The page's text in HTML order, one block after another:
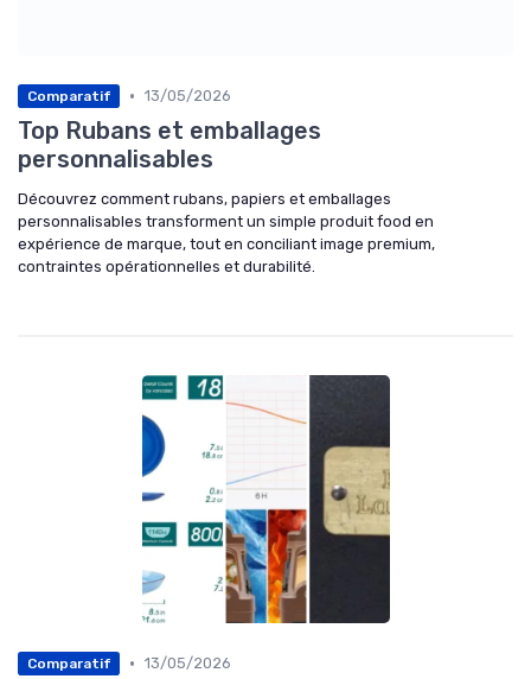
Comparatif • 13/05/2026
Top Rubans et emballages
personnalisables
Découvrez comment rubans, papiers et emballages
personnalisables transforment un simple produit food en
expérience de marque, tout en conciliant image premium,
contraintes opérationnelles et durabilité.
Comparatif • 13/05/2026